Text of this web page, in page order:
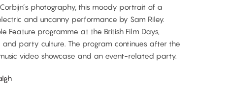
photography, this moody portrait of a
and uncanny performance by Sam Riley.
Feature programme at the British Film Days,
and party culture. The program continues after the
video showcase and an event-related party.